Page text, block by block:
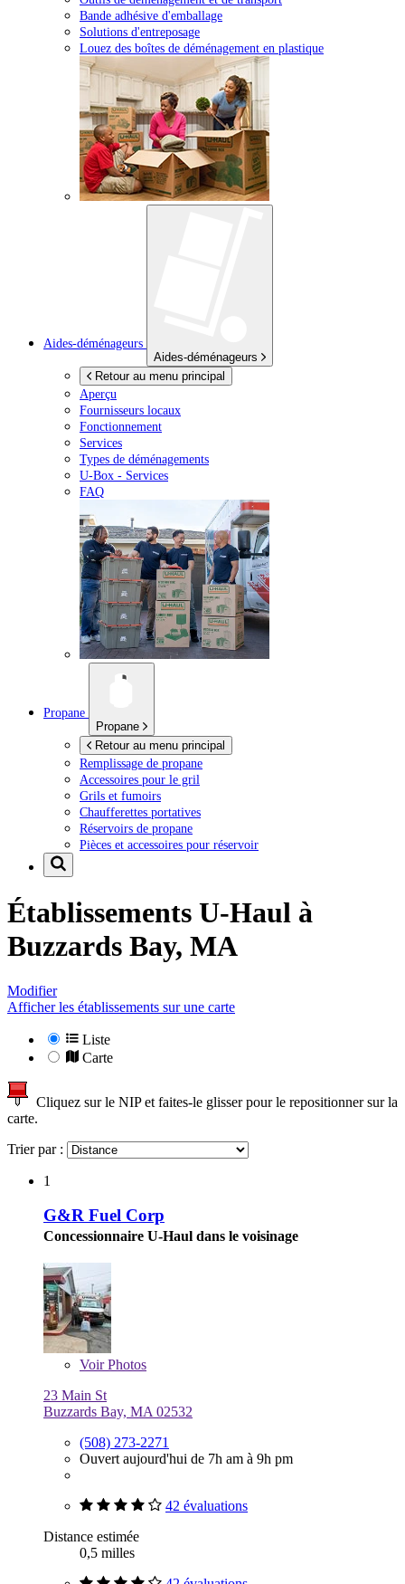
Bande adhésive d'emballage
Solutions d'entreposage
Louez des boîtes de déménagement en plastique
Aides-déménageurs
Aides-déménageurs
Retour au menu principal
Aperçu
Fournisseurs locaux
Fonctionnement
Services
Types de déménagements
U-Box - Services
FAQ
Propane
Propane
Retour au menu principal
Remplissage de propane
Accessoires pour le gril
Grils et fumoirs
Chaufferettes portatives
Réservoirs de propane
Pièces et accessoires pour réservoir
Établissements U-Haul à
Buzzards Bay, MA
Modifier
Afficher les établissements sur une carte
Liste
Carte
Cliquez sur le NIP et faites-le glisser pour le repositionner sur la
carte.
Trier par :
1
G&R Fuel Corp
Concessionnaire U-Haul dans le voisinage
VoirPhotos
23 Main St
Buzzards Bay, MA 02532
(508) 273-2271
Ouvert aujourd'hui de 7h am à 9h pm
42 évaluations
Distance estimée
0,5 milles